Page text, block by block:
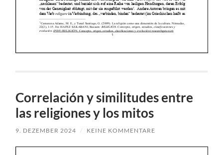
Correlación y similitudes entre
las religiones y los mitos
9. DEZEMBER 2024 / KEINE KOMMENTARE